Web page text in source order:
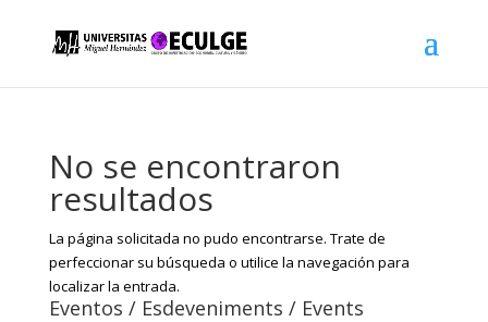
No se encontraron
resultados
La página solicitada no pudo encontrarse. Trate de
perfeccionar su búsqueda o utilice la navegación para
localizar la entrada.
Eventos / Esdeveniments / Events